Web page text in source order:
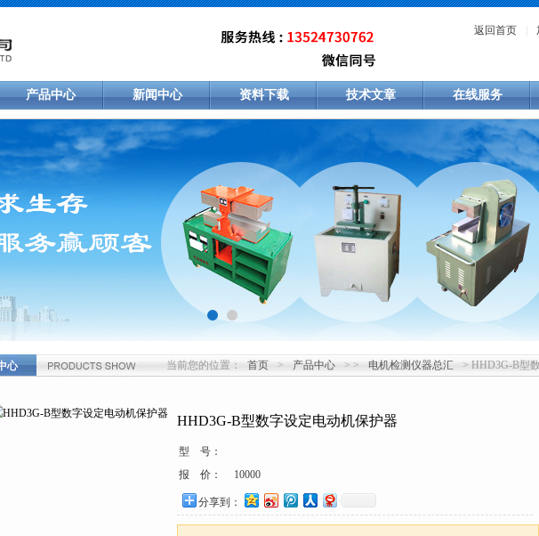
返回首页
产品中心 新闻中心 资料下载 技术文章 在线服务
心 当前您的位置： 首页 > 产品中心 > > 电机检测仪器总汇 > HHD3G-B型
HHD3G-B型数字设定电动机保护器
型 号：
报 价：
10000
分享到：